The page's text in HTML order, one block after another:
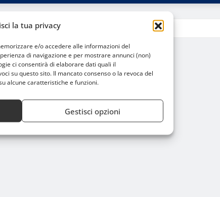
la tua privacy
e/o accedere alle informazioni del
di navigazione e per mostrare annunci (non)
ci consentirà di elaborare dati quali il
su questo sito. Il mancato consenso o la revoca del
alcune caratteristiche e funzioni.
Gestisci opzioni